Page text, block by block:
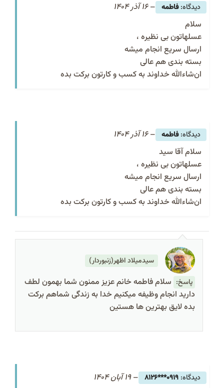
فاطمه – 16 آذر 1404
سلام
عسلهاتون بی نظیره ،
ارسال سریع انجام میشه
بسته‌ بندی هم عالی
ان‌شاءالله خداوند به کسب و کارتون برکت بده
فاطمه – 16 آذر 1404
سلام آقا سید
عسلهاتون بی نظیره ،
ارسال سریع انجام میشه
بسته‌ بندی هم عالی
ان‌شاءالله خداوند به کسب و کارتون برکت بده
سیدمیلاد اظهر(زنبوردار)
پاسخ: سلام فاطمه خانم عزیز ممنون شما بهمون لطف
دارید انجام وظیفه میکنیم خدا به زندگی شماهم برکت
بده لایق بهترین ها هستین
0919***8126
– 19 آبان 1404